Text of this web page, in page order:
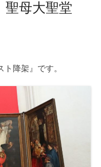
聖母大聖堂
降架』です。